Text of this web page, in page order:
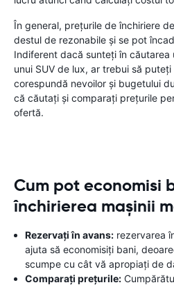
În general, prețurile de închiriere
destul de rezonabile și se pot
Indiferent dacă sunteți în căutarea
unui SUV de lux, ar trebui să
corespundă nevoilor și bugetului
că căutați și comparați prețurile
ofertă.
Cum pot economisi
închirierea mașinii
Rezervați în avans: rezervarea
ajuta să economisiți bani,
scumpe cu cât vă apropiați de
Comparați prețurile: